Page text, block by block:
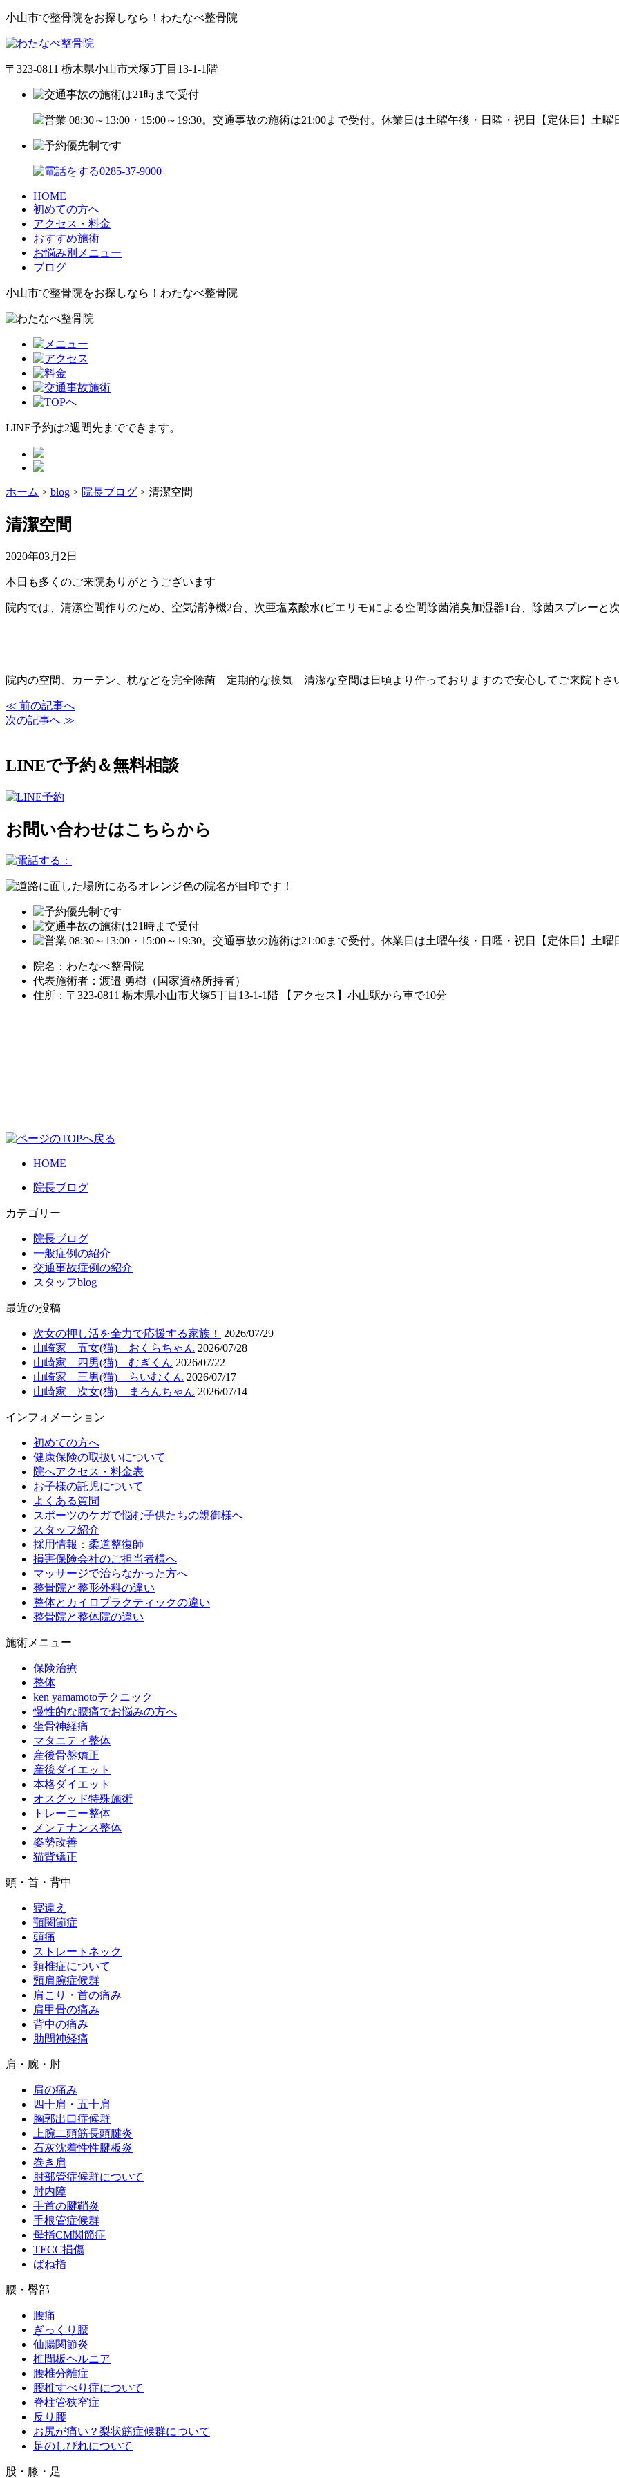
小山市で整骨院をお探しなら！わたなべ整骨院
〒323-0811 栃木県小山市犬塚5丁目13-1-1階
【定休日】土
HOME
初めての方へ
アクセス・料金
おすすめ施術
お悩み別メニュー
ブログ
小山市で整骨院をお探しなら！わたなべ整骨院
LINE予約は2週間先までできます。
ホーム > blog > 院長ブログ > 清潔空間
清潔空間
2020年03月2日
本日も多くのご来院ありがとうございます
院内では、清潔空間作りのため、空気清浄機2台、次亜塩素酸水(ビエリモ)による空間除菌消臭加湿器1台、除菌スプレーと
院内の空間、カーテン、枕などを完全除菌 定期的な換気 清潔な空間は日頃より作っておりますので安心してご来院下さ
≪ 前の記事へ
次の記事へ ≫
LINEで予約＆無料相談
お問い合わせはこちらから
【定休日】土
院名：わたなべ整骨院
代表施術者：渡邉 勇樹（国家資格所持者）
住所：〒323-0811 栃木県小山市犬塚5丁目13-1-1階 【アクセス】小山駅から車で10分
HOME
院長ブログ
カテゴリー
院長ブログ
一般症例の紹介
交通事故症例の紹介
スタッフblog
最近の投稿
次女の押し活を全力で応援する家族！
2026/07/29
山崎家 五女(猫) おくらちゃん 2026/07/28
山崎家 四男(猫) むぎくん 2026/07/22
山崎家 三男(猫) らいむくん 2026/07/17
山崎家 次女(猫) まろんちゃん 2026/07/14
インフォメーション
初めての方へ
健康保険の取扱いについて
院へアクセス・料金表
お子様の託児について
よくある質問
スポーツのケガで悩む子供たちの親御様へ
スタッフ紹介
採用情報：柔道整復師
損害保険会社のご担当者様へ
マッサージで治らなかった方へ
整骨院と整形外科の違い
整体とカイロプラクティックの違い
整骨院と整体院の違い
施術メニュー
保険治療
整体
ken yamamotoテクニック
慢性的な腰痛でお悩みの方へ
坐骨神経痛
マタニティ整体
産後骨盤矯正
産後ダイエット
本格ダイエット
オスグッド特殊施術
トレーニー整体
メンテナンス整体
姿勢改善
猫背矯正
頭・首・背中
寝違え
顎関節症
頭痛
ストレートネック
頚椎症について
頸肩腕症候群
肩こり・首の痛み
肩甲骨の痛み
背中の痛み
肋間神経痛
肩・腕・肘
肩の痛み
四十肩・五十肩
胸郭出口症候群
上腕二頭筋長頭腱炎
石灰沈着性性腱板炎
巻き肩
肘部管症候群について
肘内障
手首の腱鞘炎
手根管症候群
母指CM関節症
TECC損傷
ばね指
腰・臀部
腰痛
ぎっくり腰
仙腸関節炎
椎間板ヘルニア
腰椎分離症
腰椎すべり症について
脊柱管狭窄症
反り腰
お尻が痛い？梨状筋症候群について
足のしびれについて
股・膝・足